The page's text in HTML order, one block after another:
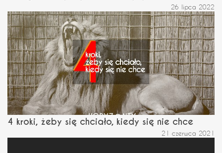
26 lipca 2022
4 kroki, żeby się chciało, kiedy się nie chce
21 czerwca 2021